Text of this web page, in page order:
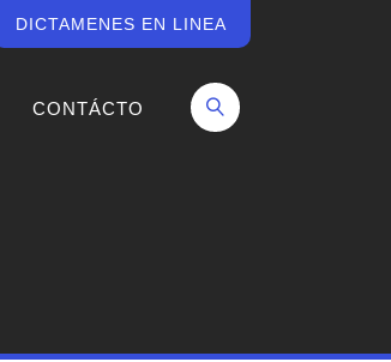
DICTAMENES EN LINEA
CONTÁCTO